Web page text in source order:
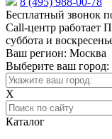
Бесплатный звонок
Call-центр работает
суббота и
Ваш регион: Москва
Выберите ваш город:
X
Каталог